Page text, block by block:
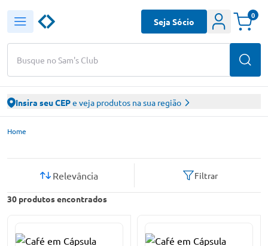
Busque no Sam's Club
Seja Sócio
0
Insira seu CEPe veja produtos na sua região
Sam’s Club – Faça suas compras online
Home
30 produtos encontrados
Relevância Filtrar